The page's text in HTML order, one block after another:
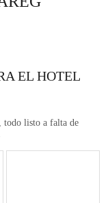
EL HOTEL
todo listo a falta de